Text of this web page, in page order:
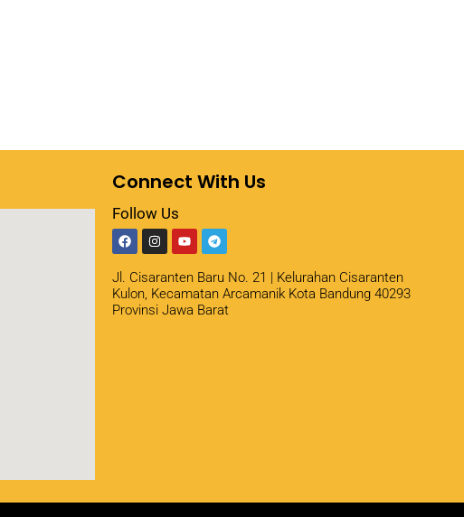
Connect With Us
Follow Us
Jl. Cisaranten Baru No. 21 | Kelurahan Cisaranten
Kulon, Kecamatan Arcamanik Kota Bandung 40293
Provinsi Jawa Barat